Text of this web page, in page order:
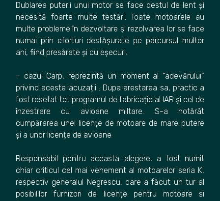
Dublarea puterii unui motor se face destul de lent și
necesită foarte multe testări. Toate motoarele au
multe probleme în dezvoltare și rezolvarea lor se face
numai prin eforturi desfășurate pe parcursul multor
ani, fiind presărate și cu eșecuri.
– cazul Carp, reprezintă un moment al “adevărului”
privind aceste acuzații . Dupa arestarea sa, practic a
fost resetat tot programul de fabricație al IAR și cel de
înzestrare cu avioane miltare. S-a hotărât
cumpărarea unei licențe de motoare de mare putere
și a unor licențe de avioane
Responsabil pentru aceasta alegere, a fost numit
chiar criticul cel mai vehement al motoarelor seria K,
respectiv generalul Negrescu, care a făcut un tur al
posibililor furnizori de licențe pentru motoare si